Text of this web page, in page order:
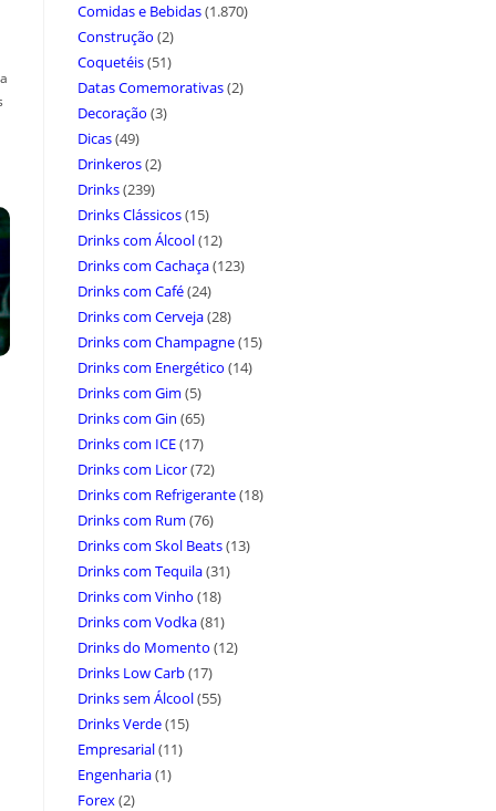
Comidas e Bebidas(1.870)
Construção (2)
Coquetéis(51)
Datas Comemorativas(2)
Decoração (3)
Dicas(49)
Drinkeros(2)
Drinks(239)
Drinks Clássicos(15)
Drinks com Álcool(12)
Drinks com Cachaça(123)
Drinks com Café(24)
Drinks com Cerveja(28)
Drinks com Champagne(15)
Drinks com Energético (14)
Drinks com Gim (5)
Drinks com Gin (65)
Drinks com ICE(17)
Drinks com Licor(72)
Drinks com Refrigerante(18)
Drinks com Rum (76)
Drinks com Skol Beats(13)
Drinks com Tequila(31)
Drinks com Vinho (18)
Drinks com Vodka(81)
Drinks do Momento (12)
Drinks Low Carb(17)
Drinks sem Álcool(55)
Drinks Verde(15)
Empresarial(11)
Engenharia(1)
Forex(2)